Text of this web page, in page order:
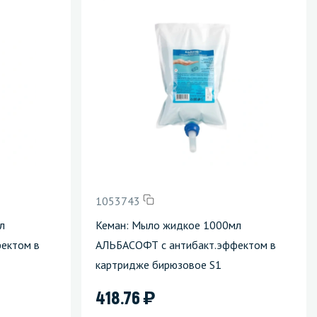
в
1053743
Кеман: Мыло жидкое 1000мл
АЛЬБАСОФТ с антибакт.эффектом в
картридже бирюзовое S1
418.76)